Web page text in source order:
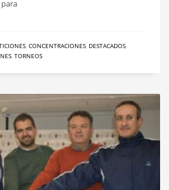
CONCENTRACIONES DESTACADOS
TORNEOS